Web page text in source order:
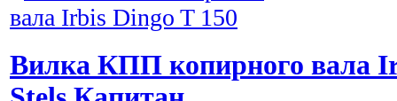
Вилка КПП копирного вала